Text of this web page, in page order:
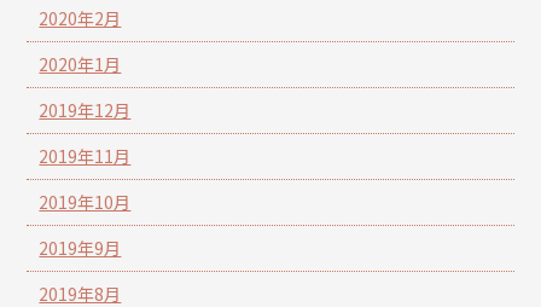
2020年2月
2020年1月
2019年12月
2019年11月
2019年10月
2019年9月
2019年8月